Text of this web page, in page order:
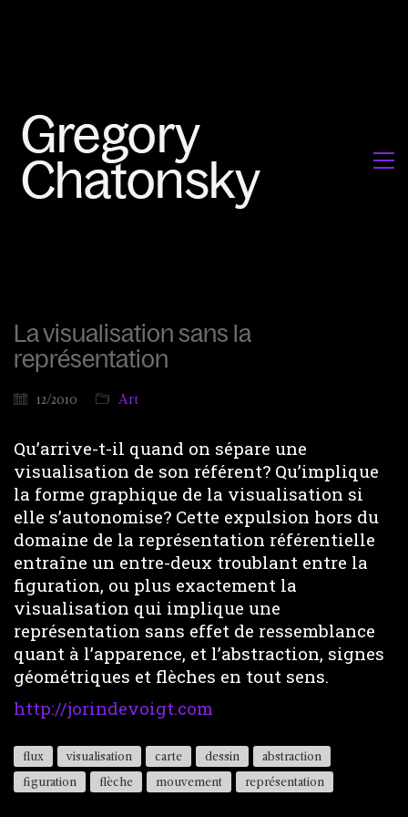
La visualisation sans la
représentation
12/2010 Art
Qu’arrive-t-il quand on sépare une
visualisation de son référent? Qu’implique
la forme graphique de la visualisation si
elle s’autonomise? Cette expulsion hors du
domaine de la représentation référentielle
entraîne un entre-deux troublant entre la
figuration, ou plus exactement la
visualisation qui implique une
représentation sans effet de ressemblance
quant à l’apparence, et l’abstraction, signes
géométriques et flèches en tout sens.
http://jorindevoigt.com
flux visualisation carte dessin
abstraction
figuration
flèche mouvement représentation